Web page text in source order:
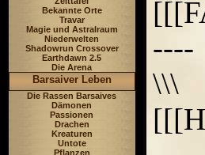
Bekannte Orte
Travar
Magie und Astralraum
Niederwelten
Shadowrun Crossover
Earthdawn 2.5
Die Arena
Barsaiver Leben
Die Rassen Barsaives
Dämonen
Passionen
Drachen
Kreaturen
Untote
Pflanzen
----
\\\